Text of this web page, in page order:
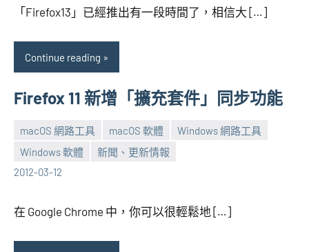
「Firefox13」已經推出有一段時間了，相信大 […]
Continue reading
Firefox 11 新增「擴充套件」同步功能
macOS 網路工具 macOS 軟體
Windows 網路工具
Windows 軟體
新聞、更新情報
2012-03-12
張
海
No
comments
在 Google Chrome 中，你可以很輕鬆地 […]